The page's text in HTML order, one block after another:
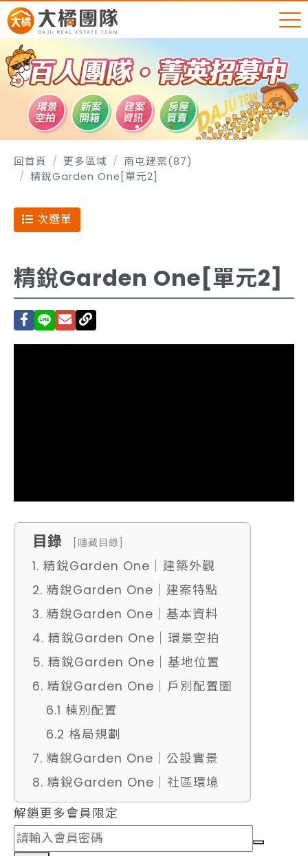
回首頁 更多區域
南屯建案(87)
精銳Garden One[單元2]
次選單
精銳Garden One[單元2]
目錄 [隱藏目錄]
1. 精銳Garden One｜建築外觀
2. 精銳Garden One｜建案特點
3. 精銳Garden One｜基本資料
4. 精銳Garden One｜環景空拍
5. 精銳Garden One｜基地位置
6. 精銳Garden One｜戶別配置圖
6.1 棟別配置
6.2 格局規劃
7. 精銳Garden One｜公設實景
8. 精銳Garden One｜社區環境
解鎖更多會員限定